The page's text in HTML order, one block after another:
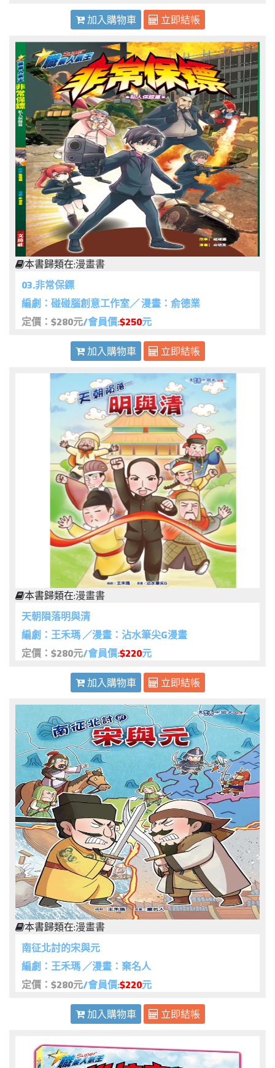
加入購物車
立即結帳
本書歸類在:漫畫書
03.非常保鏢
編劇：碰碰腦創意工作室／ 漫畫：俞德業
定價：$280元/會員價:$250元
加入購物車
立即結帳
本書歸類在:漫畫書
天朝隕落明與清
編劇：王禾瑪 ／漫畫：沾水筆尖G漫畫
定價：$280元/會員價:$220元
加入購物車
立即結帳
本書歸類在:漫畫書
南征北討的宋與元
編劇：王禾瑪 ／漫畫：棄名人
定價：$280元/會員價:$220元
加入購物車
立即結帳